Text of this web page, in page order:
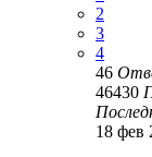
2
3
4
46
46430
18 фев